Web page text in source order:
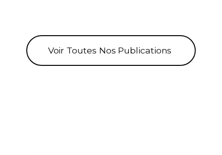
Voir Toutes Nos Publications